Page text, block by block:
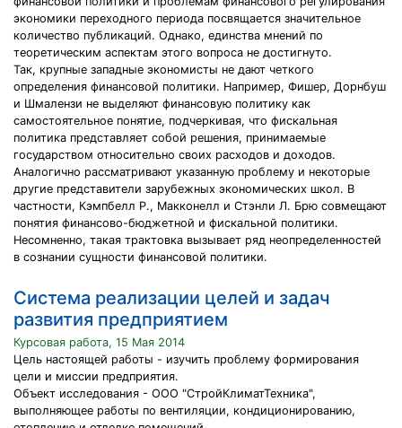
экономики переходного периода посвящается значительное
количество публикаций. Однако, единства мнений по
теоретическим аспектам этого вопроса не достигнуто.
Так, крупные западные экономисты не дают четкого
определения финансовой политики. Например, Фишер, Дорнбуш
и Шмалензи не выделяют финансовую политику как
самостоятельное понятие, подчеркивая, что фискальная
политика представляет собой решения, принимаемые
государством относительно своих расходов и доходов.
Аналогично рассматривают указанную проблему и некоторые
другие представители зарубежных экономических школ. В
частности, Кэмпбелл Р., Макконелл и Стэнли Л. Брю совмещают
понятия финансово-бюджетной и фискальной политики.
Несомненно, такая трактовка вызывает ряд неопределенностей
в сознании сущности финансовой политики.
Система реализации целей и задач
развития предприятием
Курсовая работа, 15 Мая 2014
Цель настоящей работы - изучить проблему формирования
цели и миссии предприятия.
Объект исследования - ООО "СтройКлиматТехника",
выполняющее работы по вентиляции, кондиционированию,